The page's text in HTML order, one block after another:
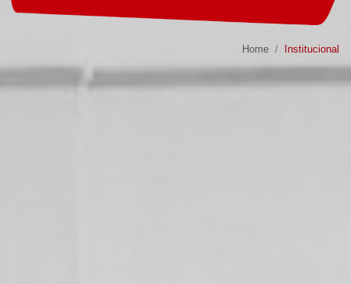
Home Institucional